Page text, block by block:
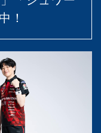
！